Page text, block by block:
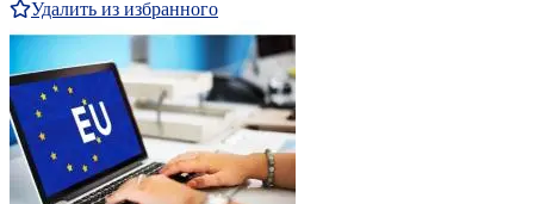
Удалить из избранного